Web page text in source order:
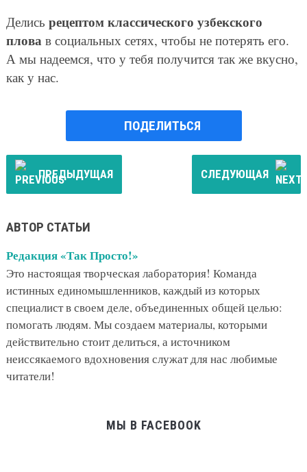
Делись рецептом классического узбекского
пловав социальных сетях, чтобы не потерять его.
А мы надеемся, что у тебя получится так же вкусно,
как у нас.
ПОДЕЛИТЬСЯ
ПРЕДЫДУЩАЯ СЛЕДУЮЩАЯ
АВТОР СТАТЬИ
Редакция «Так Просто!»
Это настоящая творческая лаборатория! Команда
истинных единомышленников, каждый из которых
специалист в своем деле, объединенных общей целью:
помогать людям. Мы создаем материалы, которыми
действительно стоит делиться, а источником
неиссякаемого вдохновения служат для нас любимые
читатели!
МЫ В FACEBOOK